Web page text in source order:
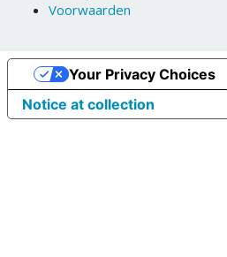
Voorwaarden
Notice at collection
Your Privacy Choices